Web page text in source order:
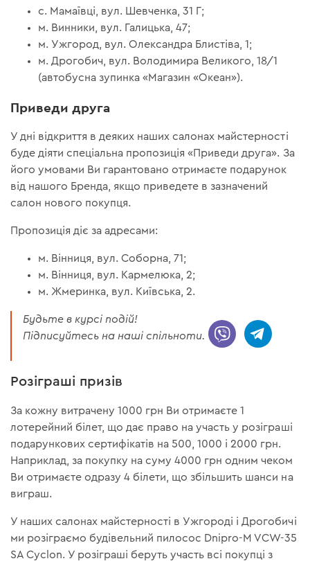
с. Мамаївці, вул. Шевченка, 31 Г;
м. Винники, вул. Галицька, 47;
м. Ужгород, вул. Олександра Блистіва, 1;
м. Дрогобич, вул. Володимира Великого, 18/1
(автобусна зупинка «Магазин «Океан»).
Приведи друга
У дні відкриття в деяких наших салонах майстерності
буде діяти спеціальна пропозиція «Приведи друга». За
його умовами Ви гарантовано отримаєте подарунок
від нашого Бренда, якщо приведете в зазначений
салон нового покупця.
Пропозиція діє за адресами:
м. Вінниця, вул. Соборна, 71;
м. Вінниця, вул. Кармелюка, 2;
м. Жмеринка, вул. Київська, 2.
Будьте в курсі подій!
Підписуйтесь на наші спільноти.
Розіграші призів
За кожну витрачену 1000 грн Ви отримаєте 1
лотерейний білет, що дає право на участь у розіграші
подарункових сертифікатів на 500, 1000 і 2000 грн.
Наприклад, за покупку на суму 4000 грн одним чеком
Ви отримаєте одразу 4 білети, що збільшить шанси на
виграш.
У наших салонах майстерності в Ужгороді і Дрогобичі
ми розіграємо будівельний пилосос Dnipro-M VCW-35
SA Cyclon. У розіграші беруть участь всі покупці з